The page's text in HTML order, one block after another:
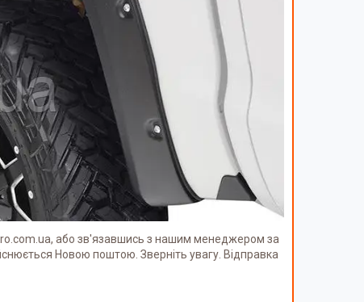
або зв'язавшись з нашим менеджером за
Новою поштою. Зверніть увагу. Відправка